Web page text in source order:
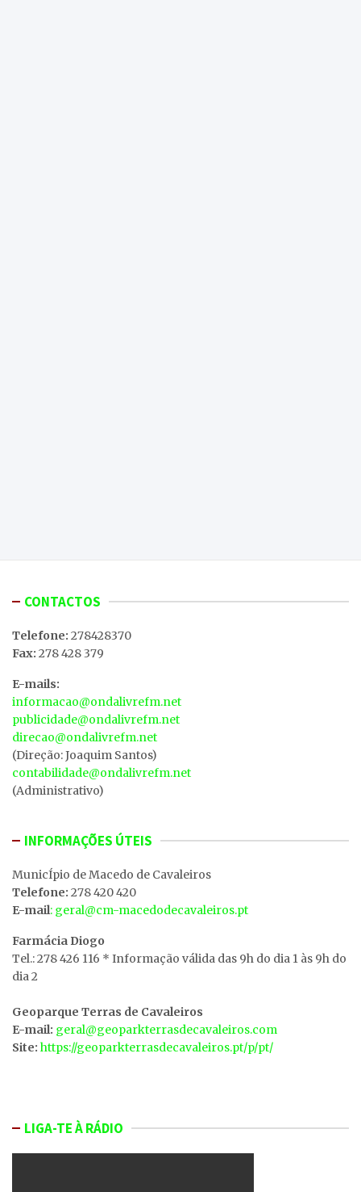
CONTACTOS
Telefone: 278428370
Fax: 278 428 379
E-mails:
informacao@ondalivrefm.net
publicidade@ondalivrefm.net
direcao@ondalivrefm.net
(Direção: Joaquim Santos)
contabilidade@ondalivrefm.net
(Administrativo)
INFORMAÇÕES ÚTEIS
MunicÍpio de Macedo de Cavaleiros
Telefone: 278 420 420
E-mail: geral@cm-macedodecavaleiros.pt
Farmácia Diogo
Tel.: 278 426 116 * Informação válida das 9h do dia 1 às 9h do
dia 2
Geoparque Terras de Cavaleiros
E-mail: geral@geoparkterrasdecavaleiros.com
Site: https://geoparkterrasdecavaleiros.pt/p/pt/
LIGA-TE À RÁDIO